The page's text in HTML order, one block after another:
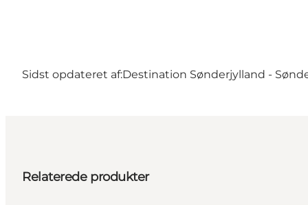
Sidst opdateret af:Destination Sønderjylland -
Relaterede produkter